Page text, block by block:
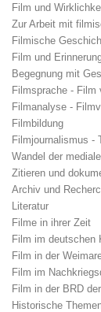
Film und
Zur Arbeit mit
Filmische
Film und
Begegnung mit
Filmsprache - Film
Filmanalyse -
Filmbildung
Filmjournalismus -
Wandel der
Zitieren und
Archiv und
Literatur
Filme in ihrer Zeit
Film im deutschen
Film in der
Film im
Film in der BRD
Historische